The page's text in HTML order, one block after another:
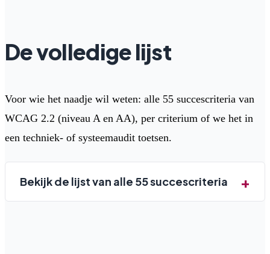
De volledige lijst
Voor wie het naadje wil weten: alle 55 succescriteria van
WCAG 2.2 (niveau A en AA), per criterium of we het in
een techniek- of systeemaudit toetsen.
Bekijk de lijst van alle 55 succescriteria